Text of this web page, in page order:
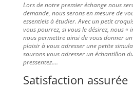
Lors de notre premier échange nous
demande, nous serons en mesure de
essentiels à étudier. Avec un petit
vous pourrez, si vous le désirez, nous «
nous permettre ainsi de vous donner
plaisir à vous adresser une petite
saurons vous adresser un échantillon
pressentez….
Satisfaction assurée